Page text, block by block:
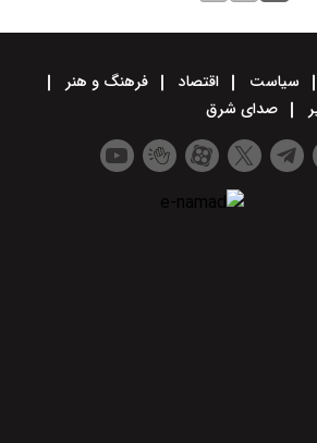
سیاست اقتصاد
فرهنگ و هنر
صدای شرق